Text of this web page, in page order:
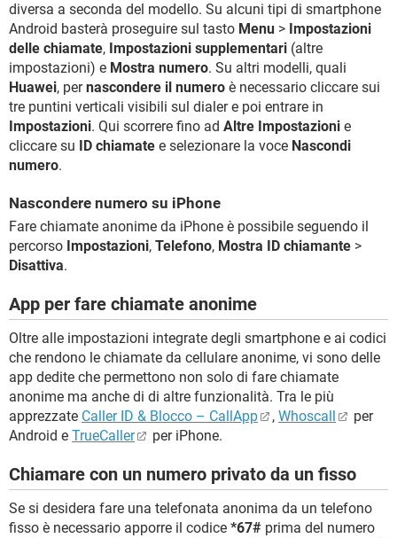
diversa a seconda del modello. Su alcuni tipi di smartphone
Android basterà proseguire sul tasto Menu > Impostazioni
delle chiamate, Impostazioni supplementari (altre
impostazioni) e Mostra numero. Su altri modelli, quali
Huawei, pernascondere il numero è necessario cliccare sui
tre puntini verticali visibili sul dialer e poi entrare in
Impostazioni. Qui scorrere fino ad Altre Impostazioni e
cliccare su ID chiamate e selezionare la voce Nascondi
numero.
Nascondere numero su iPhone
Fare chiamate anonime da iPhone è possibile seguendo il
percorso Impostazioni, Telefono, Mostra ID chiamante >
Disattiva.
App per fare chiamate anonime
Oltre alle impostazioni integrate degli smartphone e ai codici
che rendono le chiamate da cellulare anonime, vi sono delle
app dedite che permettono non solo di fare chiamate
anonime ma anche di di altre funzionalità. Tra le più
apprezzate Caller ID & Blocco – CallApp , Whoscall
per
Android e TrueCaller per iPhone.
Chiamare con un numero privato da un fisso
Se si desidera fare una telefonata anonima da un telefono
fisso è necessario apporre il codice *67# prima del numero